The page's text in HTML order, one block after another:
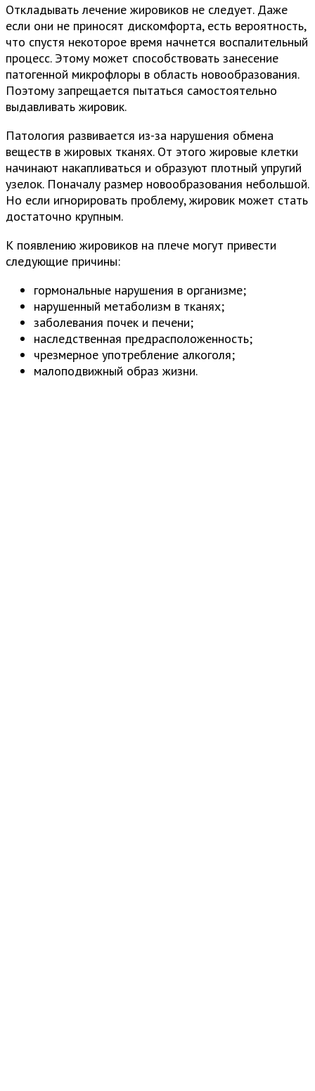
Откладывать лечение жировиков не следует. Даже
если они не приносят дискомфорта, есть вероятность,
что спустя некоторое время начнется воспалительный
процесс. Этому может способствовать занесение
патогенной микрофлоры в область новообразования.
Поэтому запрещается пытаться самостоятельно
выдавливать жировик.
Патология развивается из-за нарушения обмена
веществ в жировых тканях. От этого жировые клетки
начинают накапливаться и образуют плотный упругий
узелок. Поначалу размер новообразования небольшой.
Но если игнорировать проблему, жировик может стать
достаточно крупным.
К появлению жировиков на плече могут привести
следующие причины:
гормональные нарушения в организме;
нарушенный метаболизм в тканях;
заболевания почек и печени;
наследственная предрасположенность;
чрезмерное употребление алкоголя;
малоподвижный образ жизни.